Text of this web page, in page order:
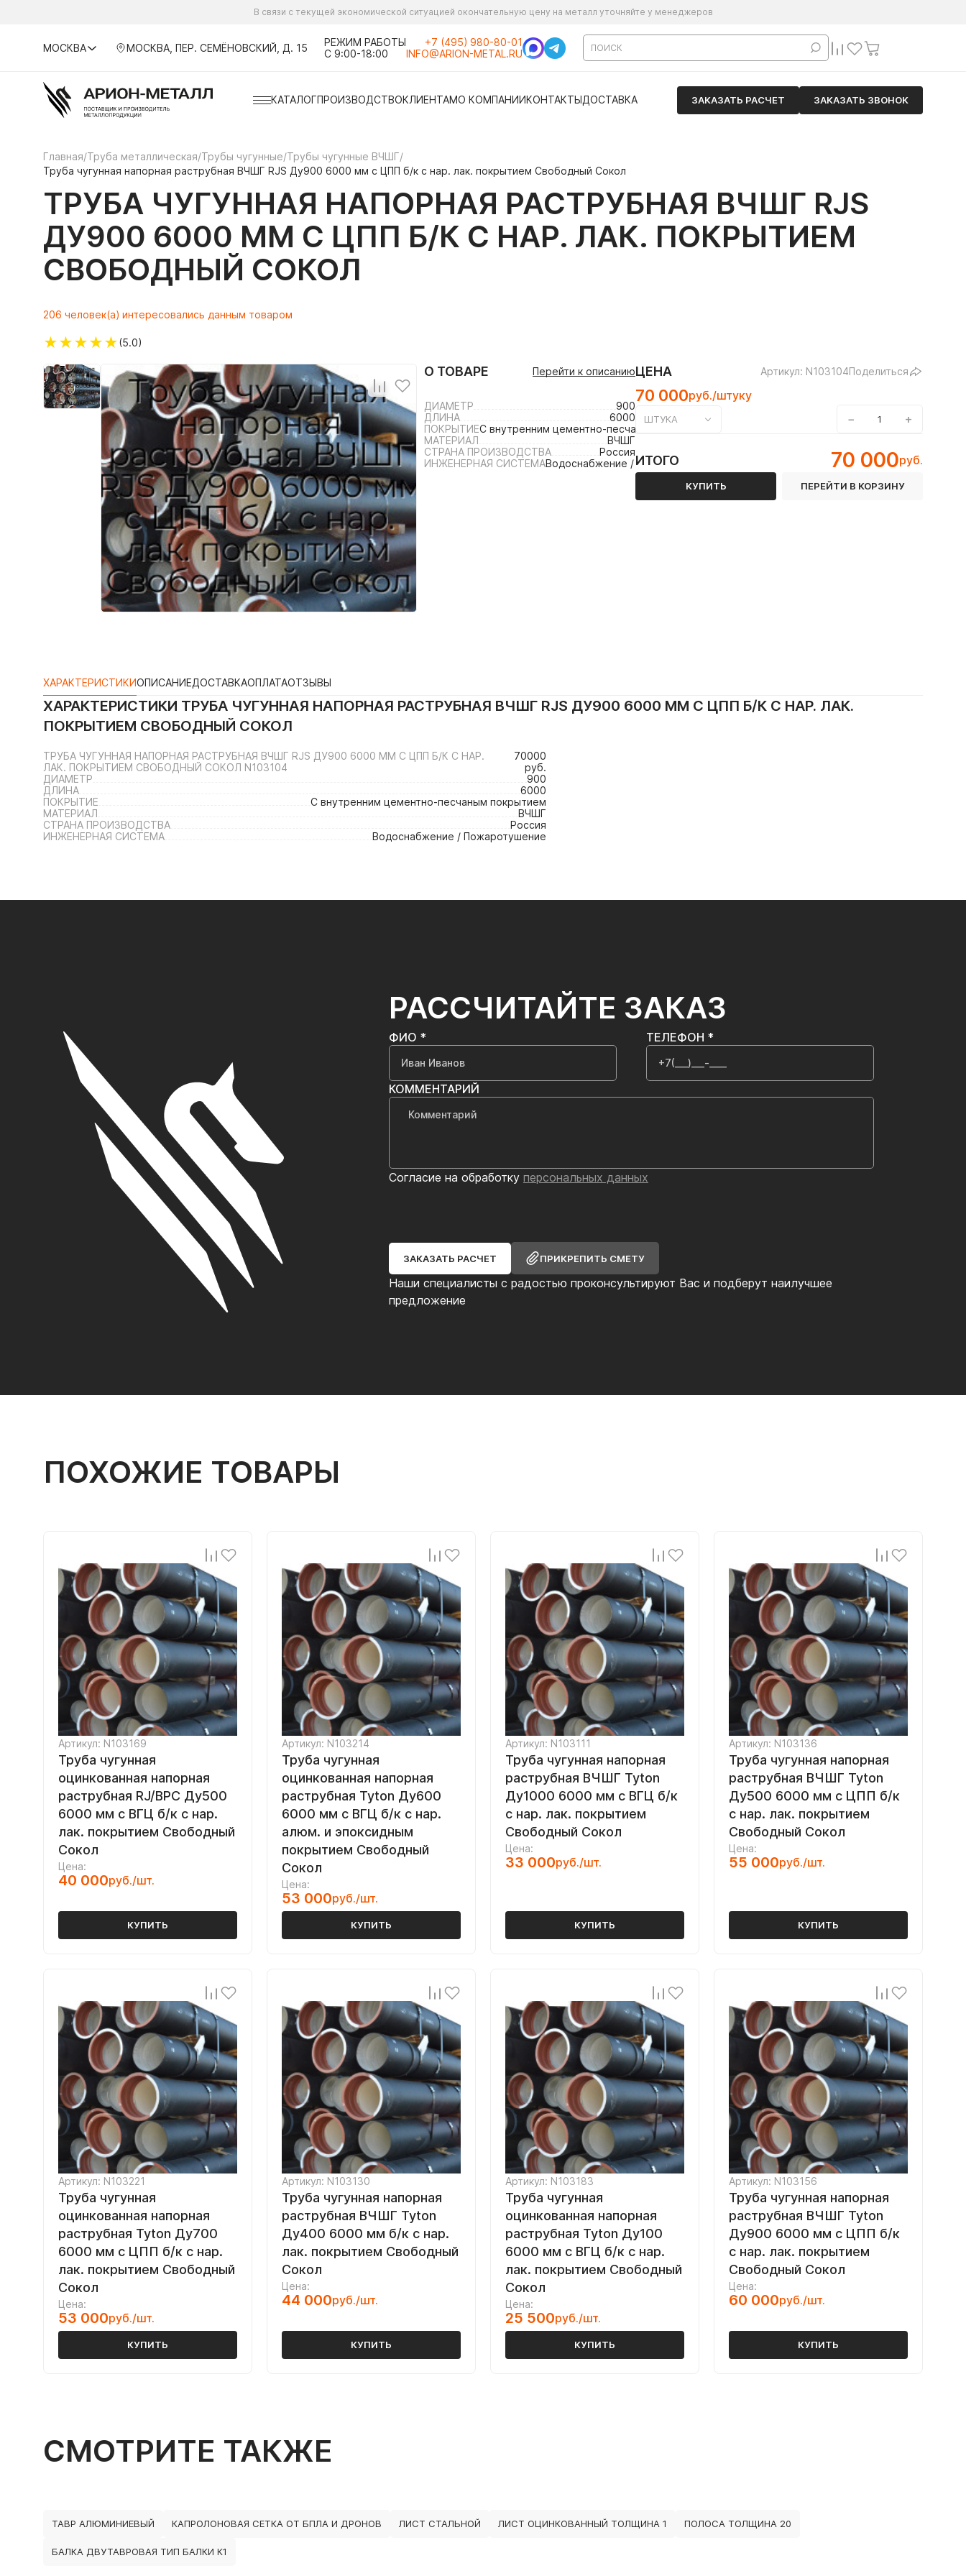
В связи с текущей экономической ситуацией окончательную цену на металл уточняйте у менеджеров
МОСКВА МОСКВА, ПЕР. СЕМЁНОВСКИЙ, Д. 15
РЕЖИМ РАБОТЫ
С 9:00-18:00
+7 (495) 980-80-01
INFO@ARION-METAL.RU
КАТАЛОГПРОИЗВОДСТВОКЛИЕНТАМО КОМПАНИИКОНТАКТЫДОСТАВКА ЗАКАЗАТЬ РАСЧЕТ ЗАКАЗАТЬ ЗВОНОК
Главная/Труба металлическая/Трубы чугунные/Трубы чугунные ВЧШГ/
Труба чугунная напорная раструбная ВЧШГ RJS Ду900 6000 мм с ЦПП б/к с нар. лак. покрытием Свободный Сокол
ТРУБА ЧУГУННАЯ НАПОРНАЯ РАСТРУБНАЯ ВЧШГ RJS
ДУ900 6000 ММ С ЦПП Б/К С НАР. ЛАК. ПОКРЫТИЕМ
СВОБОДНЫЙ СОКОЛ
206 человек(а) интересовались данным товаром
★★★★★(5.0)
О ТОВАРЕ Перейти к описанию
ДИАМЕТР
900
ДЛИНА
6000
ПОКРЫТИЕС внутренним цементно-песчаным покрытием
МАТЕРИАЛ
ВЧШГ
СТРАНА ПРОИЗВОДСТВА
Россия
ИНЖЕНЕРНАЯ СИСТЕМАВодоснабжение / Пожаротушение
ЦЕНА Артикул: N103104Поделиться
70 000руб./штуку
ШТУКА − +
ИТОГО 70 000руб.
КУПИТЬ ПЕРЕЙТИ В КОРЗИНУ
ХАРАКТЕРИСТИКИОПИСАНИЕДОСТАВКАОПЛАТАОТЗЫВЫ
ХАРАКТЕРИСТИКИ ТРУБА ЧУГУННАЯ НАПОРНАЯ РАСТРУБНАЯ ВЧШГ RJS ДУ900 6000 ММ С ЦПП Б/К С НАР. ЛАК.
ПОКРЫТИЕМ СВОБОДНЫЙ СОКОЛ
ТРУБА ЧУГУННАЯ НАПОРНАЯ РАСТРУБНАЯ ВЧШГ RJS ДУ900 6000 ММ С ЦПП Б/К С НАР.
ЛАК. ПОКРЫТИЕМ СВОБОДНЫЙ СОКОЛ N103104
70000
руб.
ДИАМЕТР
900
ДЛИНА
6000
ПОКРЫТИЕ
С внутренним цементно-песчаным покрытием
МАТЕРИАЛ
ВЧШГ
СТРАНА ПРОИЗВОДСТВА
Россия
ИНЖЕНЕРНАЯ СИСТЕМА
Водоснабжение / Пожаротушение
РАССЧИТАЙТЕ ЗАКАЗ
Наши специалисты с радостью проконсультируют Вас и подберут наилучшее
предложение
ФИО * ТЕЛЕФОН *
КОММЕНТАРИЙ
Согласие на обработку персональных данных
ЗАКАЗАТЬ РАСЧЕТ ПРИКРЕПИТЬ СМЕТУ
ПОХОЖИЕ ТОВАРЫ
Артикул: N103169
Труба чугунная
оцинкованная напорная
раструбная RJ/ВРС Ду500
6000 мм с ВГЦ б/к с нар.
лак. покрытием Свободный
Сокол
Цена:
40 000руб./шт.
КУПИТЬ
Артикул: N103214
Труба чугунная
оцинкованная напорная
раструбная Tyton Ду600
6000 мм с ВГЦ б/к с нар.
алюм. и эпоксидным
покрытием Свободный
Сокол
Цена:
53 000руб./шт.
КУПИТЬ
Артикул: N103111
Труба чугунная напорная
раструбная ВЧШГ Tyton
Ду1000 6000 мм с ВГЦ б/к
с нар. лак. покрытием
Свободный Сокол
Цена:
33 000руб./шт.
КУПИТЬ
Артикул: N103136
Труба чугунная напорная
раструбная ВЧШГ Tyton
Ду500 6000 мм с ЦПП б/к
с нар. лак. покрытием
Свободный Сокол
Цена:
55 000руб./шт.
КУПИТЬ
Артикул: N103221
Труба чугунная
оцинкованная напорная
раструбная Tyton Ду700
6000 мм с ЦПП б/к с нар.
лак. покрытием Свободный
Сокол
Цена:
53 000руб./шт.
КУПИТЬ
Артикул: N103130
Труба чугунная напорная
раструбная ВЧШГ Tyton
Ду400 6000 мм б/к с нар.
лак. покрытием Свободный
Сокол
Цена:
44 000руб./шт.
КУПИТЬ
Артикул: N103183
Труба чугунная
оцинкованная напорная
раструбная Tyton Ду100
6000 мм с ВГЦ б/к с нар.
лак. покрытием Свободный
Сокол
Цена:
25 500руб./шт.
КУПИТЬ
Артикул: N103156
Труба чугунная напорная
раструбная ВЧШГ Tyton
Ду900 6000 мм с ЦПП б/к
с нар. лак. покрытием
Свободный Сокол
Цена:
60 000руб./шт.
КУПИТЬ
СМОТРИТЕ ТАКЖЕ
ТАВР АЛЮМИНИЕВЫЙ КАПРОЛОНОВАЯ СЕТКА ОТ БПЛА И ДРОНОВ ЛИСТ СТАЛЬНОЙ ЛИСТ ОЦИНКОВАННЫЙ ТОЛЩИНА 1 ПОЛОСА ТОЛЩИНА 20
БАЛКА ДВУТАВРОВАЯ ТИП БАЛКИ К1